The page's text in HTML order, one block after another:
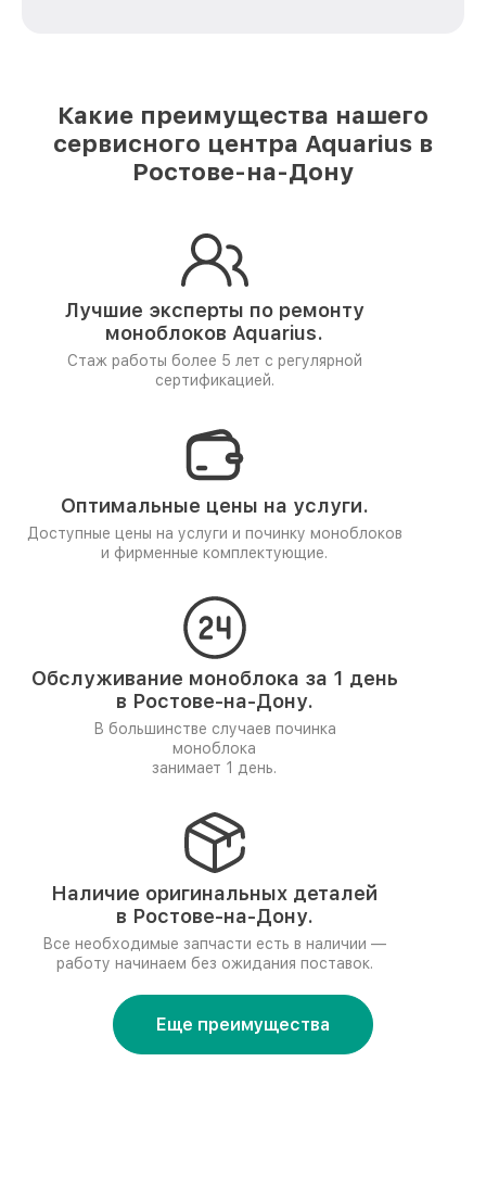
Какие преимущества нашего
сервисного центра Aquarius в
Ростове-на-Дону
Лучшие эксперты по ремонту
моноблоков Aquarius.
Стаж работы более 5 лет с регулярной
сертификацией.
Оптимальные цены на услуги.
Доступные цены на услуги и починку моноблоков
и фирменные комплектующие.
Обслуживание моноблока за 1 день
в Ростове-на-Дону.
В большинстве случаев починка
моноблока
занимает 1 день.
Наличие оригинальных деталей
в Ростове-на-Дону.
Все необходимые запчасти есть в наличии —
работу начинаем без ожидания поставок.
Еще преимущества